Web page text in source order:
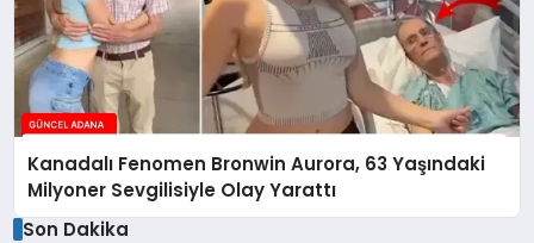
Kanadalı Fenomen Bronwin Aurora, 63 Yaşındaki
Milyoner Sevgilisiyle Olay Yarattı
Son Dakika